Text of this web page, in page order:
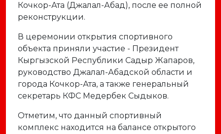
Кочкор-Ата (Джалал-Абад), после ее полной
реконструкции.
В церемонии открытия спортивного
объекта приняли участие - Президент
Кыргызской Республики Садыр Жапаров,
руководство Джалал-Абадской области и
города Кочкор-Ата, а также генеральный
секретарь КФС Медербек Сыдыков.
Отметим, что данный спортивный
комплекс находится на балансе открытого